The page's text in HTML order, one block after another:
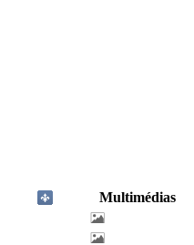
Multimédias